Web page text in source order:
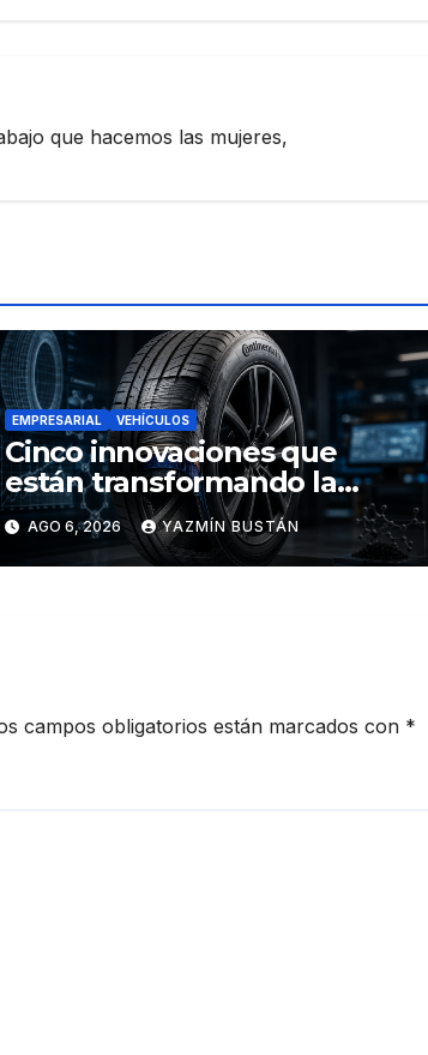
que hacemos las mujeres,
EMPRESARIAL VEHÍCULOS
Cinco innovaciones que
están transformando la
industria de los neumáticos y
redefinen el futuro de la
movilidad
AGO 6, 2026 YAZMÍN BUSTÁN
campos obligatorios están marcados con *